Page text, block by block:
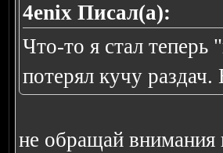
4enix Писал(а):
Что-то я стал теперь
потерял кучу
не обращай внимания